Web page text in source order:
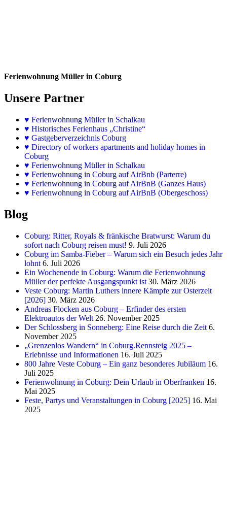
Ferienwohnung Müller in Coburg
Unsere Partner
♥ Ferienwohnung Müller in Schalkau
♥ Historisches Ferienhaus „Christine“
♥ Gastgeberverzeichnis Coburg
♥ Directory of workers apartments and holiday homes in
Coburg
♥ Ferienwohnung Müller in Schalkau
♥ Ferienwohnung in Coburg auf AirBnb (Parterre)
♥ Ferienwohnung in Coburg auf AirBnB (Ganzes Haus)
♥ Ferienwohnung in Coburg auf AirBnB (Obergeschoss)
Blog
Coburg: Ritter, Royals & fränkische Bratwurst: Warum du
sofort nach Coburg reisen must! 9. Juli 2026
Coburg im Samba-Fieber – Warum sich ein Besuch jedes Jahr
lohnt 6. Juli 2026
Ein Wochenende in Coburg: Warum die Ferienwohnung
Müller der perfekte Ausgangspunkt ist 30. März 2026
Veste Coburg: Martin Luthers innere Kämpfe zur Osterzeit
[2026] 30. März 2026
Andreas Flocken aus Coburg – Erfinder des ersten
Elektroautos der Welt 26. November 2025
Der Schlossberg in Sonneberg: Eine Reise durch die Zeit 6.
November 2025
„Grenzenlos Wandern“ in Coburg.Rennsteig 2025 –
Erlebnisse und Informationen 16. Juli 2025
800 Jahre Veste Coburg – Ein ganz besonderes Jubiläum 16.
Juli 2025
Ferienwohnung in Coburg: Dein Urlaub in Oberfranken 16.
Mai 2025
Feste, Partys und Veranstaltungen in Coburg [2025] 16. Mai
2025